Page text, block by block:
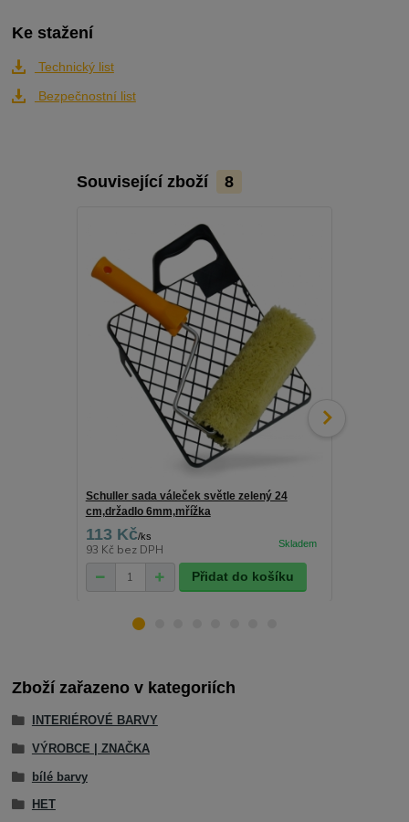
Ke stažení
Technický list
Bezpečnostní list
Související zboží 8
Schuller sada váleček světle zelený 24
cm,držadlo 6mm,mřížka
113 Kč/ks
93 Kč bez DPH
Přidat do košíku
Zboží zařazeno v kategoriích
INTERIÉROVÉ BARVY
VÝROBCE | ZNAČKA
bílé barvy
HET